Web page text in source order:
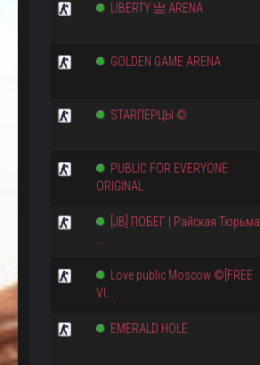
LIBERTY 亗 ARENA
GOLDEN GAME ARENA
STARПЕРЦЫ ©
PUBLIC FOR EVERYONE
ORIGINAL
[JB] ПОБЕГ | Райская Тюрьма
Love public Moscow ©[FREE
VI...
EMERALD HOLE